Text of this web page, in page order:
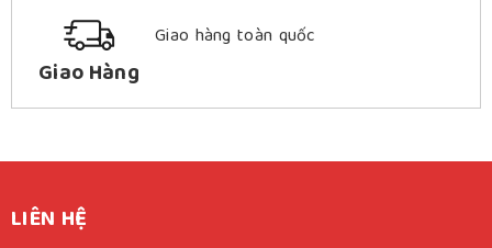
Giao Hàng
Giao hàng toàn quốc
LIÊN HỆ